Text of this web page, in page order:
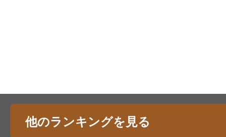
他のランキングを見る